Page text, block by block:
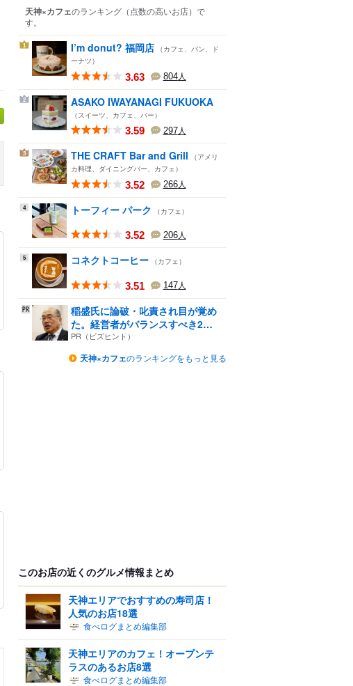
天神×カフェのランキング （点数の高いお店） で
す。
1 I’m donut? 福岡店 （カフェ、パン、ド
ーナツ）
3.63 804人
2 ASAKO IWAYANAGI FUKUOKA
（スイーツ、カフェ、バー）
3.59 297人
3 THE CRAFT Bar and Grill
（アメリ
カ料理、ダイニングバー、カフェ）
3.52 266人
4 トーフィー パーク （カフェ）
3.52 206人
5 コネクトコーヒー （カフェ）
3.51 147人
稲盛氏に論破・叱責され目が覚め
た。経営者がバランスすべき2
つ...
PR（ビズヒント）
天神×カフェのランキングをもっと見る
このお店の近くのグルメ情報まとめ
天神エリアでおすすめの寿司店！
人気のお店18選
食べログまとめ編集部
天神エリアのカフェ！オープンテ
ラスのあるお店8選
食べログまとめ編集部